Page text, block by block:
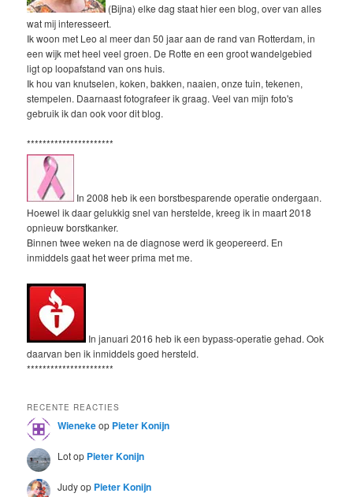
(Bijna) elke dag staat hier een blog, over van alles
wat mij interesseert.
Ik woon met Leo al meer dan 50 jaar aan de rand van Rotterdam, in
een wijk met heel veel groen. De Rotte en een groot wandelgebied
ligt op loopafstand van ons huis.
Ik hou van knutselen, koken, bakken, naaien, onze tuin, tekenen,
stempelen. Daarnaast fotografeer ik graag. Veel van mijn foto's
gebruik ik dan ook voor dit blog.
**********************
In 2008 heb ik een borstbesparende operatie ondergaan.
Hoewel ik daar gelukkig snel van herstelde, kreeg ik in maart 2018
opnieuw borstkanker.
Binnen twee weken na de diagnose werd ik geopereerd. En
inmiddels gaat het weer prima met me.
In januari 2016 heb ik een bypass-operatie gehad. Ook
daarvan ben ik inmiddels goed hersteld.
**********************
RECENTE REACTIES
Wienekeop Pieter Konijn
Lotop Pieter Konijn
Judyop Pieter Konijn